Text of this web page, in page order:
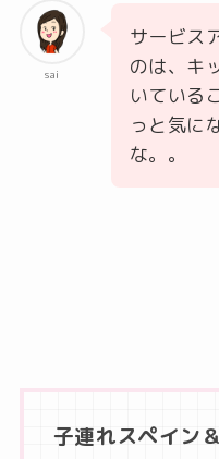
sai
サービス
のは、キ
いている
っと気に
な。。
子連れスペイン